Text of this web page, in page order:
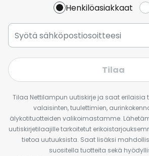
Henkilöasiakkaat
Tilaa
Tilaa Nettilampun uutiskirje ja saat erilaisia
valaisinten, tuulettimien,
älykotituotteiden valikoimastamme.
uutiskirjetilaajille tarkoitetut
tietoa uutuuksista. Saat lisäksi
suositella tuotteita sekä